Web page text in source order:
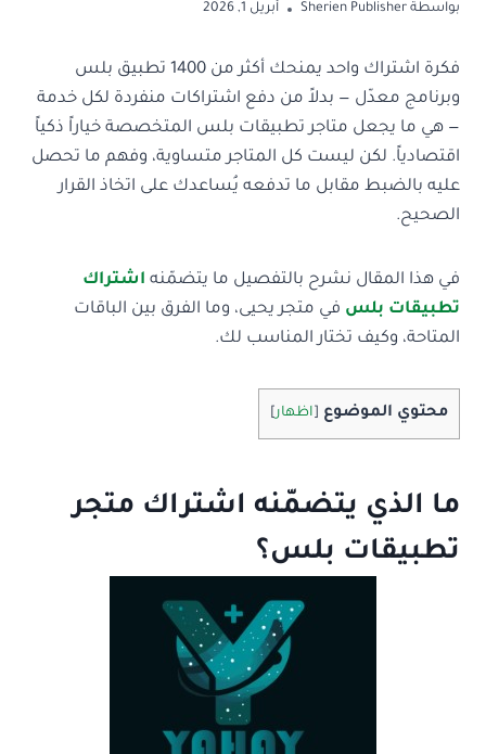
بواسطة Sherien Publisher أبريل 1, 2026
فكرة اشتراك واحد يمنحك أكثر من 1400 تطبيق بلس
وبرنامج معدّل — بدلاً من دفع اشتراكات منفردة لكل خدمة
— هي ما يجعل متاجر تطبيقات بلس المتخصصة خياراً ذكياً
اقتصادياً. لكن ليست كل المتاجر متساوية، وفهم ما تحصل
عليه بالضبط مقابل ما تدفعه يُساعدك على اتخاذ القرار
الصحيح.
في هذا المقال نشرح بالتفصيل ما يتضمّنه اشتراك
تطبيقات بلس في متجر يحيى، وما الفرق بين الباقات
المتاحة، وكيف تختار المناسب لك.
محتوي الموضوع [اظهار]
ما الذي يتضمّنه اشتراك متجر
تطبيقات بلس؟